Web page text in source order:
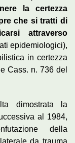
la certezza
che si tratti di
attraverso
epidemiologici),
in certezza
Cass. n. 736 del
dimostrata la
al 1984,
della
da trauma